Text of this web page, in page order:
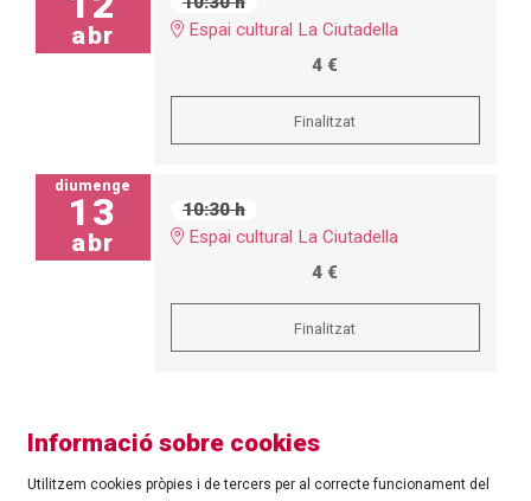
abr
Espai cultural La Ciutadella
4 €
Finalitzat
diumenge
13
abr
10:30 h
Espai cultural La Ciutadella
4 €
Finalitzat
Informació sobre cookies
Utilitzem cookies pròpies i de tercers per al correcte funcionament del